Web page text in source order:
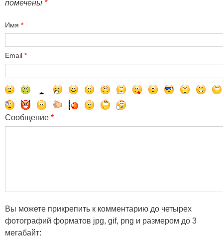
помечены *
Имя *
Email *
Сообщение *
Вы можете прикрепить к комментарию до четырех
фотографий форматов jpg, gif, png и размером до 3
мегабайт: